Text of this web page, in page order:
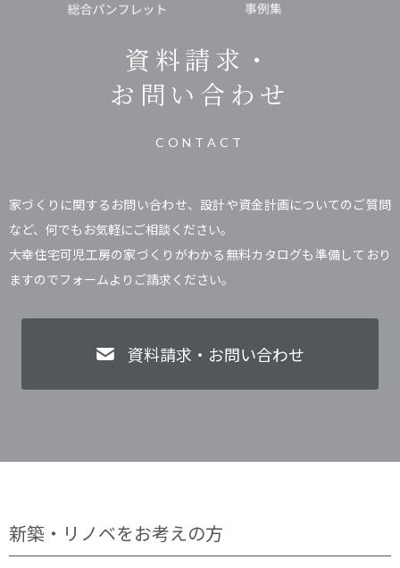
資料請求・
お問い合わせ
CONTACT
家づくりに関するお問い合わせ、設計や資金計画についてのご質問
など、何でもお気軽にご相談ください。
大幸住宅可児工房の家づくりがわかる無料カタログも準備しており
ますのでフォームよりご請求ください。
資料請求・お問い合わせ
新築・リノベをお考えの方